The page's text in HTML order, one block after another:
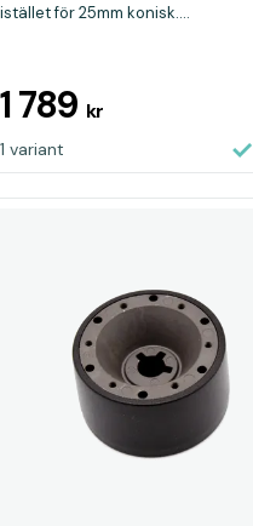
istället för 25mm konisk....
1 789 kr
1 variant